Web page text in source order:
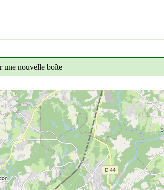
une nouvelle boîte